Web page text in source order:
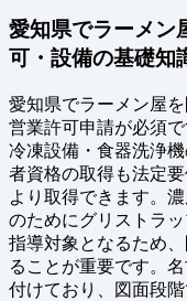
愛知県でラーメン
可・設備の基礎知
愛知県でラーメン屋
営業許可申請が必須
冷凍設備・食器洗浄
者資格の取得も法定
より取得できます。
のためにグリストラ
指導対象となるため
ることが重要です。
付けており、図面段